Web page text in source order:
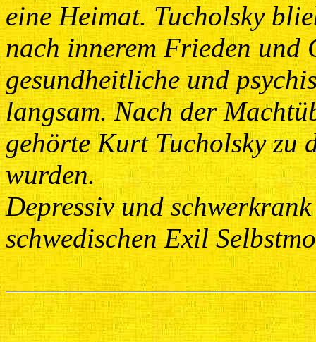
eine Heimat. Tucholsky
nach innerem Frieden und
gesundheitliche und
langsam. Nach der
gehörte Kurt Tucholsky zu
wurden.
Depressiv und
schwedischen Exil